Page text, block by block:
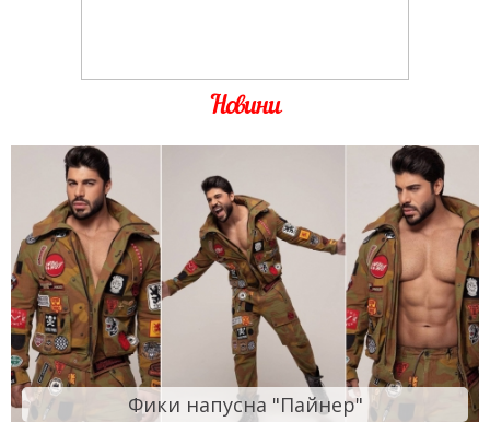
Новини
Фики напусна "Пайнер"